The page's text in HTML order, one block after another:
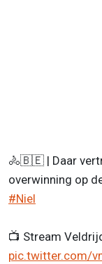
🚴​🇧🇪​ | Daar
overwinning op
#Niel
📺​ Stream
pic.twitter.com/